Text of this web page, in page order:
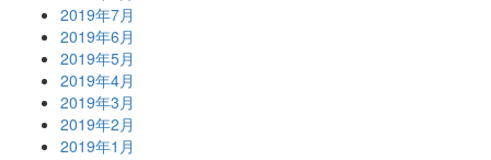
2019年7月
2019年6月
2019年5月
2019年4月
2019年3月
2019年2月
2019年1月